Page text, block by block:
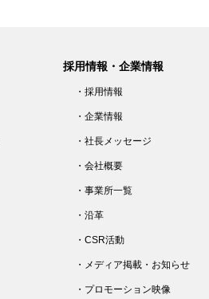
採用情報・企業情報
・採用情報
・企業情報
・社長メッセージ
・会社概要
・事業所一覧
・沿革
・CSR活動
・メディア掲載・お知らせ
・プロモーション映像